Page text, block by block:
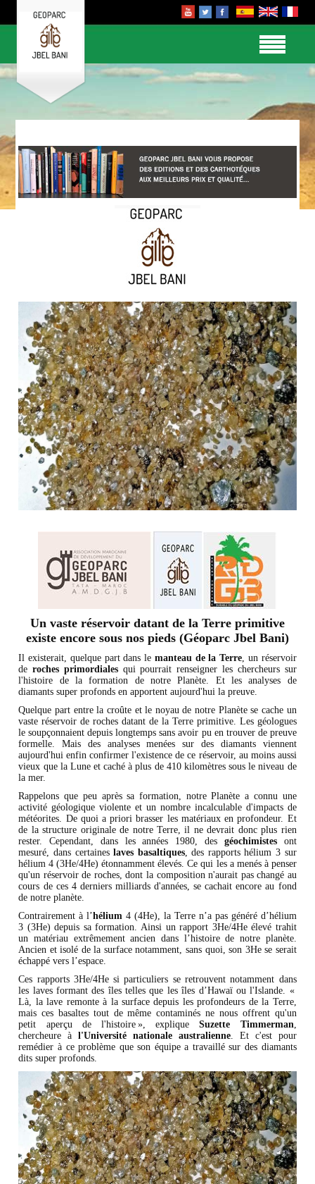
Un vaste réservoir datant de la Terre primitive
existe encore sous nos pieds (Géoparc Jbel Bani)
Il existerait, quelque part dans le manteau de la Terre, un réservoir
deroches primordialesqui pourrait renseigner les chercheurs sur
l'histoire de la formation de notre Planète. Et les analyses de
diamants super profonds en apportent aujourd'hui la preuve.
Quelque part entre la croûte et le noyau de notre Planète se cache un
vaste réservoir de roches datant de la Terre primitive. Les géologues
le soupçonnaient depuis longtemps sans avoir pu en trouver de preuve
formelle. Mais des analyses menées sur des diamants viennent
aujourd'hui enfin confirmer l'existence de ce réservoir, au moins aussi
vieux que la Lune et caché à plus de 410 kilomètres sous le niveau de
la mer.
Rappelons que peu après sa formation, notre Planète a connu une
activité géologique violente et un nombre incalculable d'impacts de
météorites. De quoi a priori brasser les matériaux en profondeur. Et
de la structure originale de notre Terre, il ne devrait donc plus rien
rester. Cependant, dans les années 1980, des géochimistesont
mesuré, dans certaineslaves basaltiques, des rapports hélium 3 sur
hélium 4 (3He/4He) étonnamment élevés. Ce qui les a menés à penser
qu'un réservoir de roches, dont la composition n'aurait pas changé au
cours de ces 4 derniers milliards d'années, se cachait encore au fond
de notre planète.
Contrairement à l’hélium 4 (4He), la Terre n’a pas généré d’hélium
3 (3He) depuis sa formation. Ainsi un rapport 3He/4He élevé trahit
un matériau extrêmement ancien dans l’histoire de notre planète.
Ancien et isolé de la surface notamment, sans quoi, son 3He se serait
échappé vers l’espace.
Ces rapports 3He/4He si particuliers se retrouvent notamment dans
les laves formant des îles telles que les îles d’Hawaï ou l'Islande. «
Là, la lave remonte à la surface depuis les profondeurs de la Terre,
mais ces basaltes tout de même contaminés ne nous offrent qu'un
petit aperçu de l'histoire », expliqueSuzette Timmerman,
chercheure àl'Université nationale australienne. Et c'est pour
remédier à ce problème que son équipe a travaillé sur des diamants
dits super profonds.